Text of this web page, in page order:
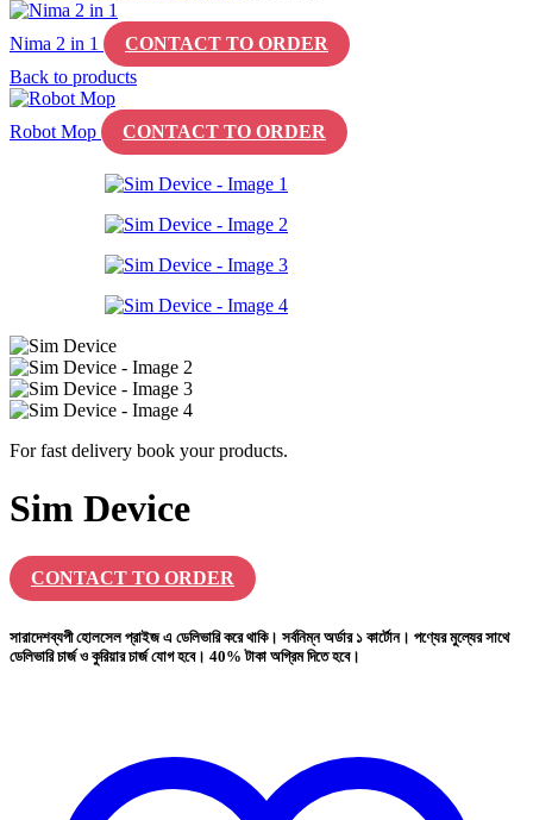
Nima 2 in 1
CONTACT TO ORDER
Back to products
Robot Mop CONTACT TO ORDER
For fast delivery book your products.
Sim Device
CONTACT TO ORDER
সারাদেশব্যপী হোলসেল প্রাইজ এ ডেলিভারি করে থাকি। সর্বনিম্ন অর্ডার ১ কার্টোন। পণ্যের মুল্যের সাথে
ডেলিভারি চার্জ ও কুরিয়ার চার্জ যোগ হবে। 40% টাকা অগ্রিম দিতে হবে।